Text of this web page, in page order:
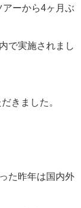
ーから4ヶ月ぶ
で実施されまし
きました。
た昨年は国内外
京・なんば・神